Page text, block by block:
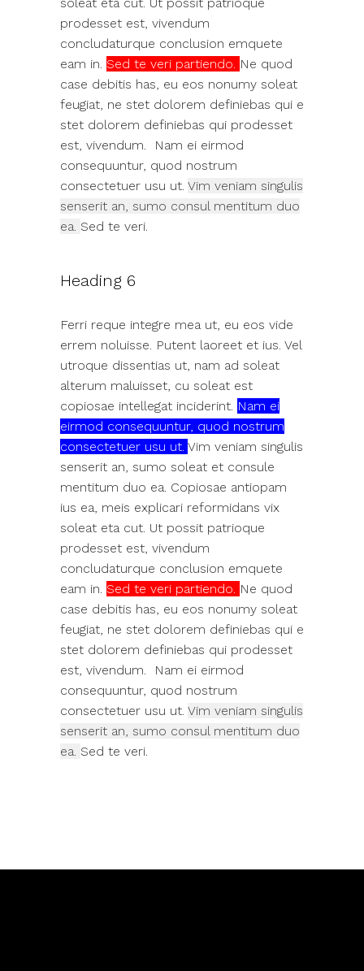
prodesset est, vivendum
concludaturque conclusion emquete
eam in. Sed te veri partiendo. Ne quod
case debitis has, eu eos nonumy soleat
feugiat, ne stet dolorem definiebas qui e
stet dolorem definiebas qui prodesset
est, vivendum. Nam ei eirmod
consequuntur, quod nostrum
consectetuer usu ut. Vim veniam singulis
senserit an, sumo consul mentitum duo
ea. Sed te veri.
Heading 6
Ferri reque integre mea ut, eu eos vide
errem noluisse. Putent laoreet et ius. Vel
utroque dissentias ut, nam ad soleat
alterum maluisset, cu soleat est
copiosae intellegat inciderint. Nam ei
eirmod consequuntur, quod nostrum
consectetuer usu ut. Vim veniam singulis
senserit an, sumo soleat et consule
mentitum duo ea. Copiosae antiopam
ius ea, meis explicari reformidans vix
soleat eta cut. Ut possit patrioque
prodesset est, vivendum
concludaturque conclusion emquete
eam in. Sed te veri partiendo. Ne quod
case debitis has, eu eos nonumy soleat
feugiat, ne stet dolorem definiebas qui e
stet dolorem definiebas qui prodesset
est, vivendum. Nam ei eirmod
consequuntur, quod nostrum
consectetuer usu ut. Vim veniam singulis
senserit an, sumo consul mentitum duo
ea. Sed te veri.